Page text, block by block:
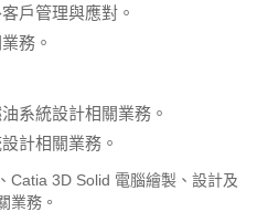
戶管理與應對。
務。
系統設計相關業務。
計相關業務。
Catia 3D Solid 電腦繪製、設計及
業務。